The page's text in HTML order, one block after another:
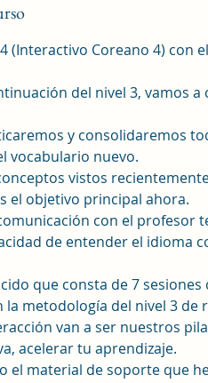
(Interactivo Coreano 4) con
del nivel 3, vamos
y consolidaremos
vocabulario nuevo.
vistos
el objetivo principal ahora.
con el profesor
de entender el idioma
que consta de 7
metodología del nivel 3
van a ser nuestros
acelerar tu aprendizaje.
el material de soporte que